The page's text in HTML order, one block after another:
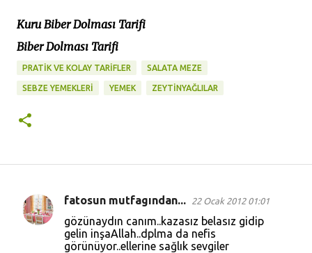
Kuru Biber Dolması Tarifi
Biber Dolması Tarifi
PRATİK VE KOLAY TARİFLER SALATA MEZE
SEBZE YEMEKLERİ YEMEK ZEYTINYAĞLILAR
Y
fatosun mutfagından... 22 Ocak 2012 01:01
gözünaydın canım..kazasız belasız gidip
gelin inşaAllah..dplma da nefis
görünüyor..ellerine sağlık sevgiler